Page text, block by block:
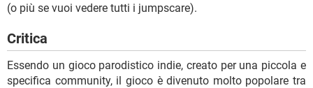
(o più se vuoi vedere tutti i jumpscare).
Critica
Essendo un gioco parodistico indie, creato per una piccola e
specifica community, il gioco è divenuto molto popolare tra